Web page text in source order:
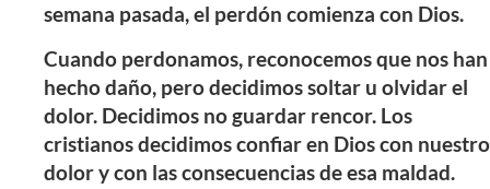
semana pasada, el perdón comienza con Dios.
Cuando perdonamos, reconocemos que nos han
hecho daño, pero decidimos soltar u olvidar el
dolor. Decidimos no guardar rencor. Los
cristianos decidimos confiar en Dios con nuestro
dolor y con las consecuencias de esa maldad.